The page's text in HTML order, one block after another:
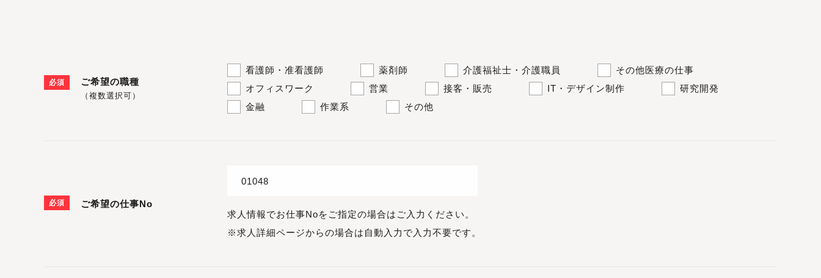
必須 ご希望の職種
（複数選択可）
看護師・准看護師 薬剤師 介護福祉士・介護職員
その他医療の仕事
オフィスワーク
営業 接客・販売 IT・デザイン制作
研究開発
金融
作業系 その他
必須
ご希望の仕事No
求人情報でお仕事Noをご指定の場合はご入力ください。
※求人詳細ページからの場合は自動入力で入力不要です。